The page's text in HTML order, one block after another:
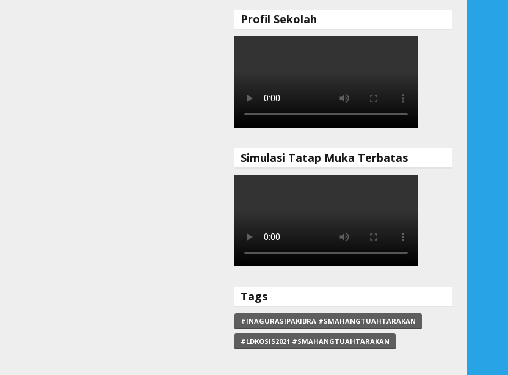
Profil Sekolah
Simulasi Tatap Muka Terbatas
Tags
#INAGURASIPAKIBRA #SMAHANGTUAHTARAKAN
#LDKOSIS2021 #SMAHANGTUAHTARAKAN